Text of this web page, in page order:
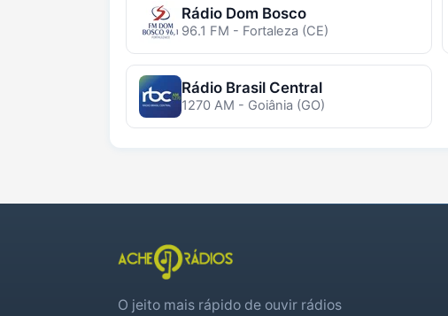
Rádio Dom Bosco
96.1 FM - Fortaleza (CE)
Rádio Brasil Central
1270 AM - Goiânia (GO)
O jeito mais rápido de ouvir rádios